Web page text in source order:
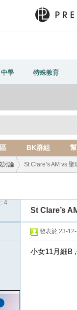
中學 特殊教育
BK群組
討論 St Clare’s AM vs
4
St Clare’s
發表於 23-
小女11月細B